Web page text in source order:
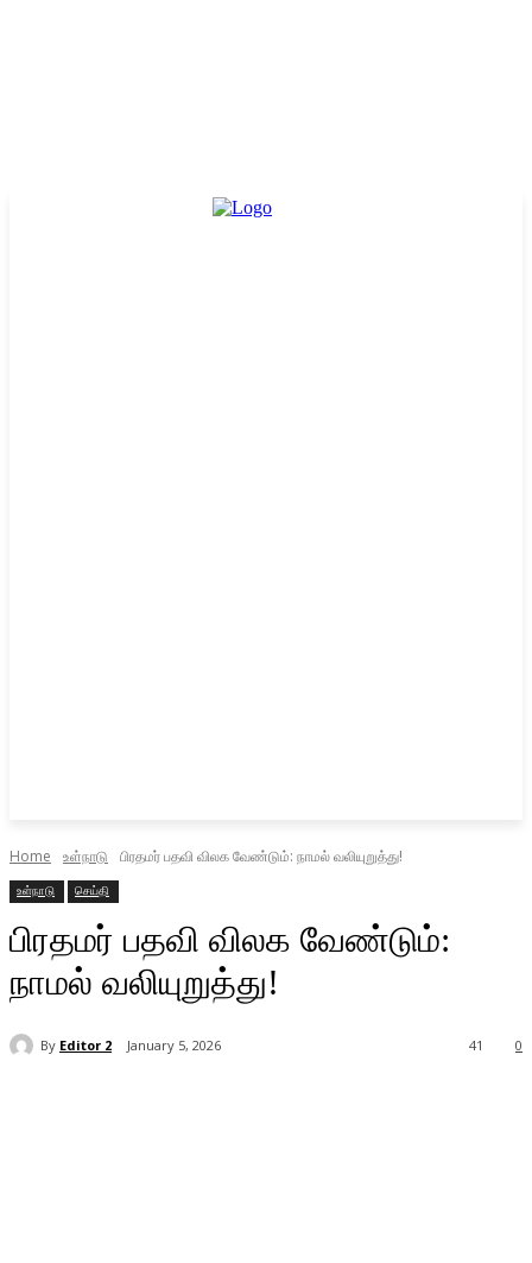
Home உள்நாடு பிரதமர் பதவி விலக வேண்டும்: நாமல் வலியுறுத்து!
உள்நாடு செய்தி
பிரதமர் பதவி விலக வேண்டும்:
நாமல் வலியுறுத்து!
By Editor 2 January 5, 2026 0
41